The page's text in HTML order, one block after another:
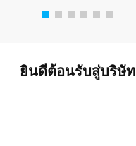
ยินดีต้อนรับสู่บริษัท